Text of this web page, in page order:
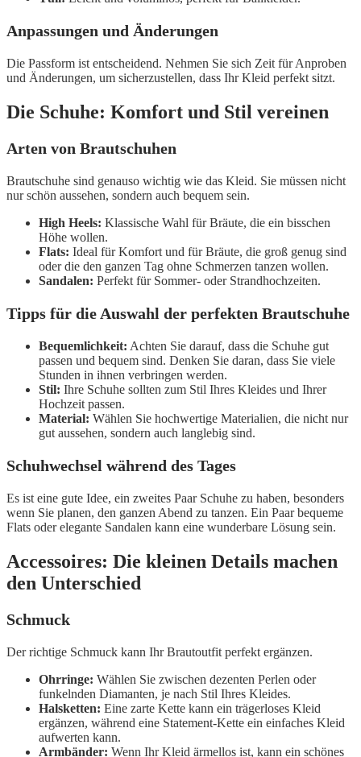
Anpassungen und Änderungen
Die Passform ist entscheidend. Nehmen Sie sich Zeit für Anproben
und Änderungen, um sicherzustellen, dass Ihr Kleid perfekt sitzt.
Die Schuhe: Komfort und Stil vereinen
Arten von Brautschuhen
Brautschuhe sind genauso wichtig wie das Kleid. Sie müssen nicht
nur schön aussehen, sondern auch bequem sein.
High Heels: Klassische Wahl für Bräute, die ein bisschen
Höhe wollen.
Flats: Ideal für Komfort und für Bräute, die groß genug sind
oder die den ganzen Tag ohne Schmerzen tanzen wollen.
Sandalen: Perfekt für Sommer- oder Strandhochzeiten.
Tipps für die Auswahl der perfekten Brautschuhe
Bequemlichkeit: Achten Sie darauf, dass die Schuhe gut
passen und bequem sind. Denken Sie daran, dass Sie viele
Stunden in ihnen verbringen werden.
Stil: Ihre Schuhe sollten zum Stil Ihres Kleides und Ihrer
Hochzeit passen.
Material: Wählen Sie hochwertige Materialien, die nicht nur
gut aussehen, sondern auch langlebig sind.
Schuhwechsel während des Tages
Es ist eine gute Idee, ein zweites Paar Schuhe zu haben, besonders
wenn Sie planen, den ganzen Abend zu tanzen. Ein Paar bequeme
Flats oder elegante Sandalen kann eine wunderbare Lösung sein.
Accessoires: Die kleinen Details machen
den Unterschied
Schmuck
Der richtige Schmuck kann Ihr Brautoutfit perfekt ergänzen.
Ohrringe: Wählen Sie zwischen dezenten Perlen oder
funkelnden Diamanten, je nach Stil Ihres Kleides.
Halsketten: Eine zarte Kette kann ein trägerloses Kleid
ergänzen, während eine Statement-Kette ein einfaches Kleid
aufwerten kann.
Armbänder: Wenn Ihr Kleid ärmellos ist, kann ein schönes